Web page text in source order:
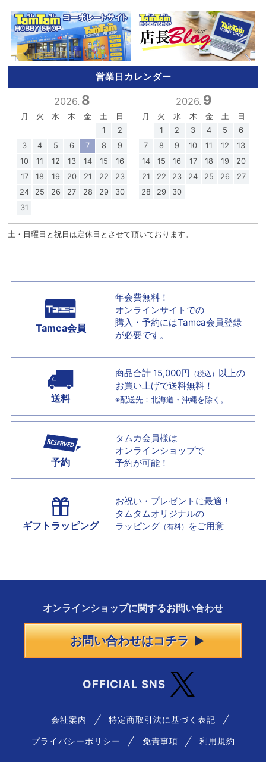
営業日カレンダー
2026. 8
月 火 水 木 金 土
日
1
2
3
4 5 6 7 8
9
10
11 12 13 14 15
16
17
18 19 20 21 22
23
24
25 26 27 28 29
30
31
2026. 9
月 火 水 木 金 土
日
1
2 3 4 5
6
7
8 9 10 11 12
13
14
15 16 17 18 19
20
21
22 23 24 25 26
27
28
29 30
土・日曜日と祝日は定休日とさせて頂いております。
Tamca会員
年会費無料！
オンラインサイトでの
購入・予約にはTamca会員登録
が必要です。
送料
商品合計 15,000円 （税込） 以上の
お買い上げで送料無料！
※配送先：北海道・沖縄を除く。
予約
タムカ会員様は
オンラインショップで
予約が可能！
ギフトラッピング
お祝い・プレゼントに最適！
タムタムオリジナルの
ラッピング （有料） をご用意
オンラインショップに関するお問い合わせ
お問い合わせはコチラ
OFFICIAL SNS
会社案内 特定商取引法に基づく表記
プライバシーポリシー 免責事項 利用規約